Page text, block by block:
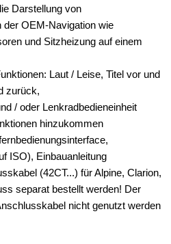
Darstellung von
der OEM-Navigation wie
und Sitzheizung auf einem
Laut / Leise, Titel vor und
zurück,
/ oder Lenkradbedieneinheit
hinzukommen
ISO), Einbauanleitung
(42CT...) für Alpine, Clarion,
separat bestellt werden! Der
nicht genutzt werden